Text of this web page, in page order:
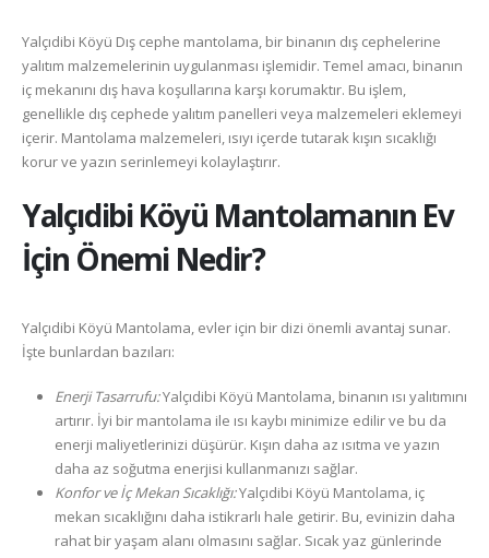
Yalçıdibi Köyü Dış cephe mantolama, bir binanın dış cephelerine
yalıtım malzemelerinin uygulanması işlemidir. Temel amacı, binanın
iç mekanını dış hava koşullarına karşı korumaktır. Bu işlem,
genellikle dış cephede yalıtım panelleri veya malzemeleri eklemeyi
içerir. Mantolama malzemeleri, ısıyı içerde tutarak kışın sıcaklığı
korur ve yazın serinlemeyi kolaylaştırır.
Yalçıdibi Köyü Mantolamanın Ev
İçin Önemi Nedir?
Yalçıdibi Köyü Mantolama, evler için bir dizi önemli avantaj sunar.
İşte bunlardan bazıları:
Enerji Tasarrufu:Yalçıdibi Köyü Mantolama, binanın ısı yalıtımını
artırır. İyi bir mantolama ile ısı kaybı minimize edilir ve bu da
enerji maliyetlerinizi düşürür. Kışın daha az ısıtma ve yazın
daha az soğutma enerjisi kullanmanızı sağlar.
Konfor ve İç Mekan Sıcaklığı:Yalçıdibi Köyü Mantolama, iç
mekan sıcaklığını daha istikrarlı hale getirir. Bu, evinizin daha
rahat bir yaşam alanı olmasını sağlar. Sıcak yaz günlerinde